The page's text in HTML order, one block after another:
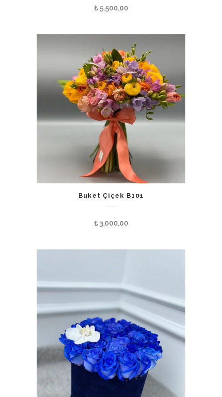
₺5.500,00
Buket Çiçek B101
₺3.000,00